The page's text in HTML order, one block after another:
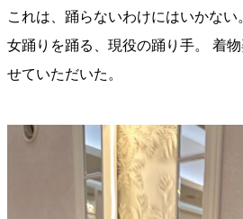
これは、踊らないわけにはいかない
女踊りを踊る、現役の踊り手。 着
せていただいた。